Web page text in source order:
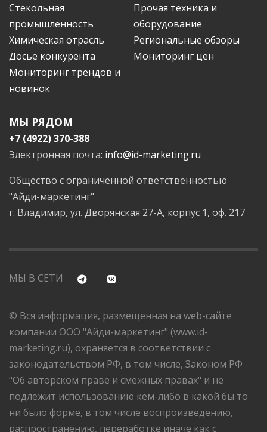
Стекольная
промышленность
Прочая техника и
оборудование
Химическая отрасль
Региональные обзоры
Досье конкурента
Мониторинг цен
Мониторинг трендов и
новинок
МЫ РЯДОМ
+7 (4922) 370-388
Электронная почта: info@id-marketing.ru
Общество с ограниченной ответственностью
"Айди-маркетинг"
г. Владимир, ул. Дворянская 27-А, корпус 1, оф. 217
МЫ В СЕТИ
© Вся информация, размещенная на web-сайте
компании ООО "Айди-маркетинг" (www.id-
marketing.ru), охраняется в соответствии с
законодательством РФ, в том числе, Законом РФ
"Об авторском праве и смежных правах" и не
подлежит использованию кем-либо в какой бы то
ни было форме, в том числе воспроизведению,
распространению, переработке иначе как с